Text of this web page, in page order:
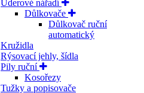
Úderové nářadí
Důlkovače
Důlkovač ruční
automatický
Kružidla
Rýsovací jehly, šídla
Pily ruční
Kosořezy
Tužky a popisovače